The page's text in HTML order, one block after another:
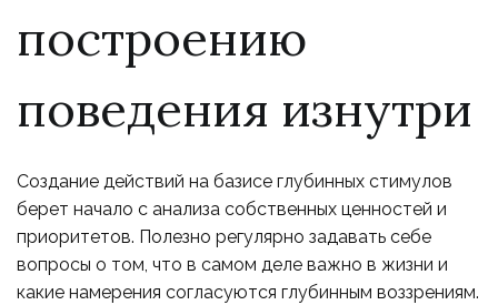
построению
поведения изнутри
Создание действий на базисе глубинных стимулов
берет начало с анализа собственных ценностей и
приоритетов. Полезно регулярно задавать себе
вопросы о том, что в самом деле важно в жизни и
какие намерения согласуются глубинным воззрениям.